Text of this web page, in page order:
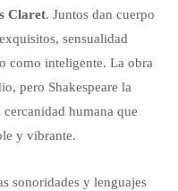
Claret. Juntos dan cuerpo
sensualidad
como inteligente. La obra
pero Shakespeare la
humana que
y vibrante.
sonoridades y lenguajes